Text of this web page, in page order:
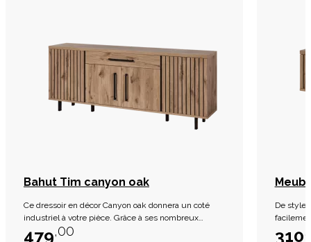
Bahut Tim canyon oak
Ce dressoir en décor Canyon oak donnera un coté
industriel à votre pièce. Grâce à ses nombreux
rangement, vous pourrez ranger votre vaisselle en
479,00
De style
facilement
par la
310